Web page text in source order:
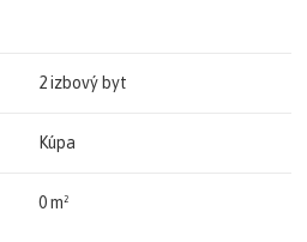
2 izbový byt
Kúpa
0 m²